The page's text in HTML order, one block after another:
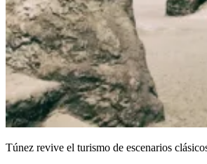
Túnez revive el turismo de escenarios